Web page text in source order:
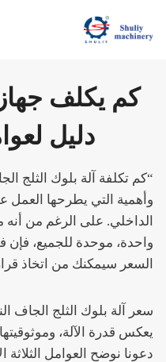
إلى
دليل
“كم تكلفة آلة بلوك الثلج
وأهمية التي يطرحها العمل
الداخلي. على الرغم من
واحدة، موحدة للجميع، فإن
السعر سيمكنك من اتخاذ
سعر آلة بلوك الثلج الجاف
يعكس قدرة الآلة،
دعونا نوضح العوامل الثلاثة